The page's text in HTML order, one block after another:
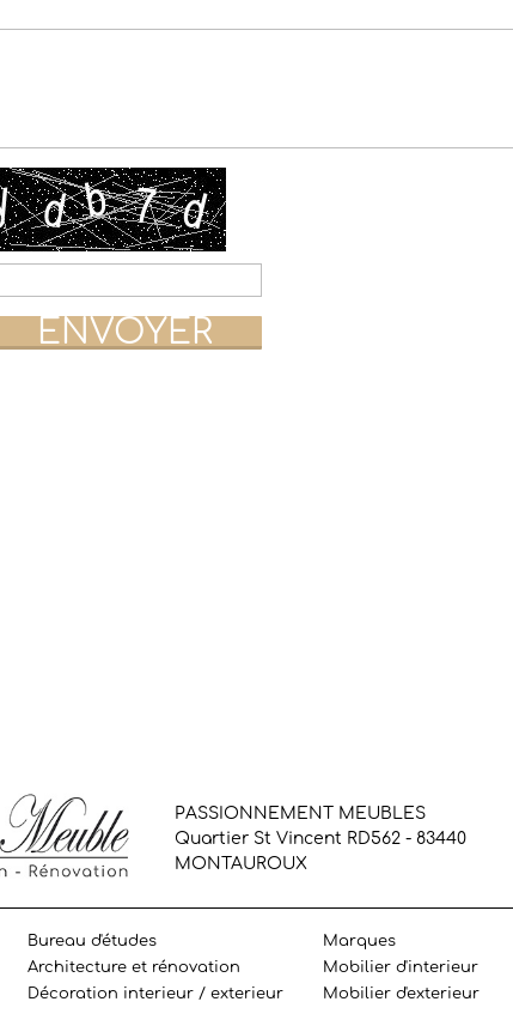
PASSIONNEMENT MEUBLES
Quartier St Vincent RD562 - 83440
MONTAUROUX
Bureau d'études
Architecture et rénovation
Décoration interieur / exterieur
Marques
Mobilier d'interieur
Mobilier d'exterieur